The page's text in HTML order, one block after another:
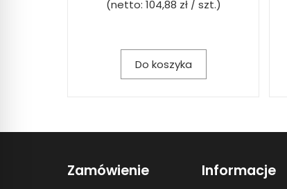
(netto: 104,88 zł / szt.)
Do koszyka
Zamówienie Informacje